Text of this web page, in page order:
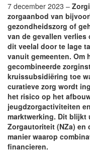
7 december 2023 –
zorgaanbod van
gezondheidszorg of
van de gevallen
dit veelal door te lage
vanuit gemeenten. Om
gecombineerde
kruissubsidiëring toe
curatieve zorg wordt
het risico op het
jeugdzorgactiviteiten
marktwerking. Dit blijkt
Zorgautoriteit (NZa) en
manier waarop
financieren.